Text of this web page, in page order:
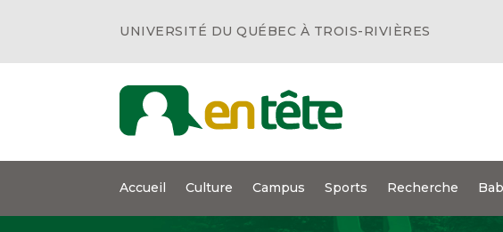
UNIVERSITÉ DU QUÉBEC À TROIS-RIVIÈRES
Accueil Culture Campus Sports Recherche